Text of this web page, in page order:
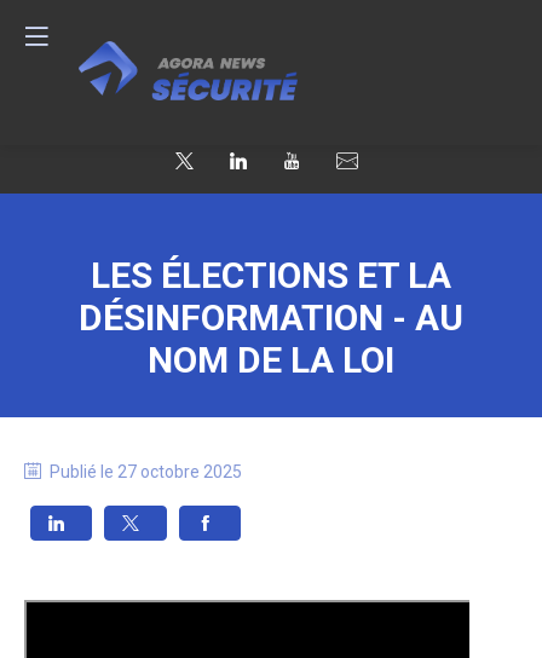
LES ÉLECTIONS ET LA
DÉSINFORMATION - AU
NOM DE LA LOI
Publié le 27 octobre 2025